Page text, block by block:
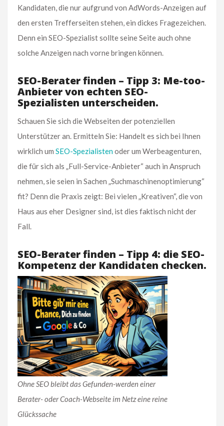
Kandidaten, die nur aufgrund von AdWords-Anzeigen auf
den ersten Trefferseiten stehen, ein dickes Fragezeichen.
Denn ein SEO-Spezialist sollte seine Seite auch ohne
solche Anzeigen nach vorne bringen können.
SEO-Berater finden – Tipp 3: Me-too-
Anbieter von echten SEO-
Spezialisten unterscheiden.
Schauen Sie sich die Webseiten der potenziellen
Unterstützer an. Ermitteln Sie: Handelt es sich bei Ihnen
wirklich um SEO-Spezialistenoder um Werbeagenturen,
die für sich als „Full-Service-Anbieter“ auch in Anspruch
nehmen, sie seien in Sachen „Suchmaschinenoptimierung“
fit? Denn die Praxis zeigt: Bei vielen „Kreativen“, die von
Haus aus eher Designer sind, ist dies faktisch nicht der
Fall.
SEO-Berater finden – Tipp 4: die SEO-
Kompetenz der Kandidaten checken.
Ohne SEO bleibt das Gefunden-werden einer
Berater- oder Coach-Webseite im Netz eine reine
Glückssache